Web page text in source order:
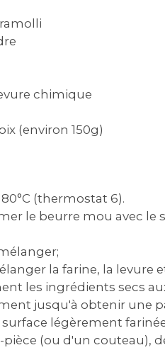
chimique
(environ 150g)
(thermostat 6).
le beurre mou avec
la farine, la levure
les ingrédients secs
jusqu'à obtenir une
légèrement
(ou d'un couteau),